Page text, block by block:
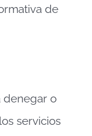
de
denegar o
servicios